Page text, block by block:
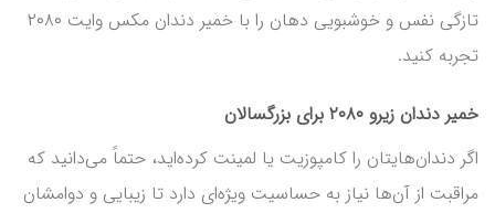
تازگی نفس و خوشبویی دهان را با خمیر دندان مکس وایت ۲۰۸۰
تجربه کنید.
خمیر دندان زیرو ۲۰۸۰ برای بزرگسالان
اگر دندان‌هایتان را کامپوزیت یا لمینت کرده‌اید، حتماً می‌دانید که
مراقبت از آن‌ها نیاز به حساسیت ویژه‌ای دارد تا زیبایی و دوامشان